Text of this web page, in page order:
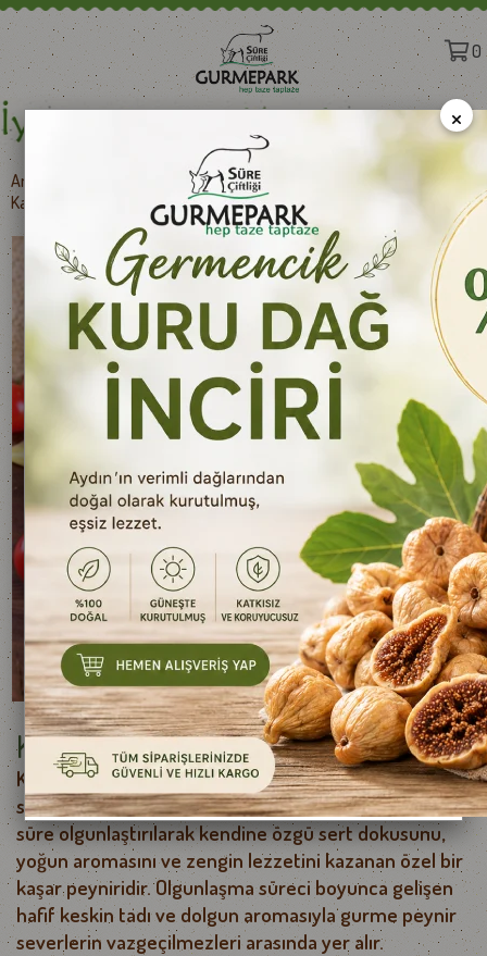
0
Anasayfa > YÖRESEL PEYNİRLER
>
Kars Eski Kaşar Peyniri 250 g e
Kars Eski Kaşar Peyniri 250 g e
Kars Eski Kaşar Peyniri, Kars yöresinin kaliteli
sütlerinden geleneksel yöntemlerle üretilen ve uzun
süre olgunlaştırılarak kendine özgü sert dokusunu,
yoğun aromasını ve zengin lezzetini kazanan özel bir
kaşar peyniridir. Olgunlaşma süreci boyunca gelişen
hafif keskin tadı ve dolgun aromasıyla gurme peynir
severlerin vazgeçilmezleri arasında yer alır.
×